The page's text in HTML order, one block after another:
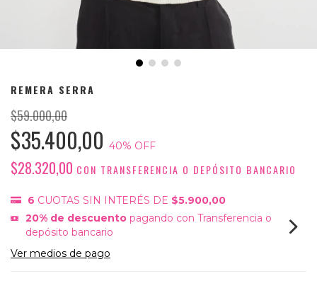
REMERA SERRA
$59.000,00
$35.400,00 40% OFF
$28.320,00 CON TRANSFERENCIA O DEPÓSITO BANCARIO
6 CUOTAS SIN INTERÉS DE $5.900,00
20% de descuento pagando con Transferencia o
depósito bancario
Ver medios de pago